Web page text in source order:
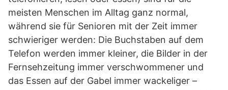
meisten Menschen im Alltag ganz normal,
während sie für Senioren mit der Zeit immer
schwieriger werden: Die Buchstaben auf dem
Telefon werden immer kleiner, die Bilder in der
Fernsehzeitung immer verschwommener und
das Essen auf der Gabel immer wackeliger –